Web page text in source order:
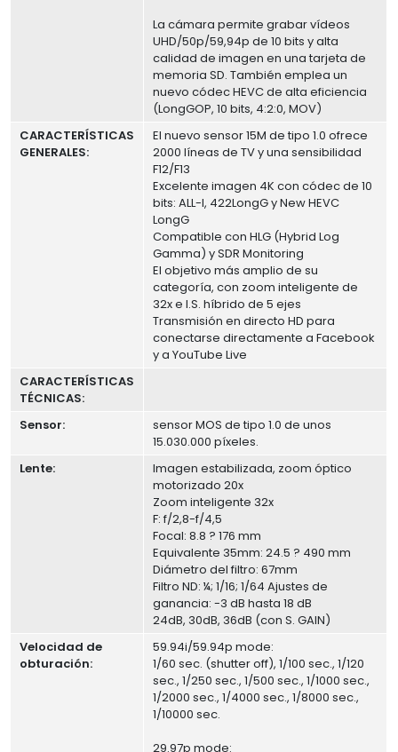
La cámara permite grabar vídeos
UHD/50p/59,94p de 10 bits y alta
calidad de imagen en una tarjeta de
memoria SD. También emplea un
nuevo códec HEVC de alta eficiencia
(LongGOP, 10 bits, 4:2:0, MOV)
CARACTERÍSTICAS
GENERALES:
El nuevo sensor 15M de tipo 1.0 ofrece
2000 líneas de TV y una sensibilidad
F12/F13
Excelente imagen 4K con códec de 10
bits: ALL-I, 422LongG y New HEVC
LongG
Compatible con HLG (Hybrid Log
Gamma) y SDR Monitoring
El objetivo más amplio de su
categoría, con zoom inteligente de
32x e I.S. híbrido de 5 ejes
Transmisión en directo HD para
conectarse directamente a Facebook
y a YouTube Live
CARACTERÍSTICAS
TÉCNICAS:
Sensor:
sensor MOS de tipo 1.0 de unos
15.030.000 píxeles.
Lente:
Imagen estabilizada, zoom óptico
motorizado 20x
Zoom inteligente 32x
F: f/2,8-f/4,5
Focal: 8.8 ? 176 mm
Equivalente 35mm: 24.5 ? 490 mm
Diámetro del filtro: 67mm
Filtro ND: ¼; 1/16; 1/64 Ajustes de
ganancia: -3 dB hasta 18 dB
24dB, 30dB, 36dB (con S. GAIN)
Velocidad de
obturación:
59.94i/59.94p mode:
1/60 sec. (shutter off), 1/100 sec., 1/120
sec., 1/250 sec., 1/500 sec., 1/1000 sec.,
1/2000 sec., 1/4000 sec., 1/8000 sec.,
1/10000 sec.
29.97p mode: